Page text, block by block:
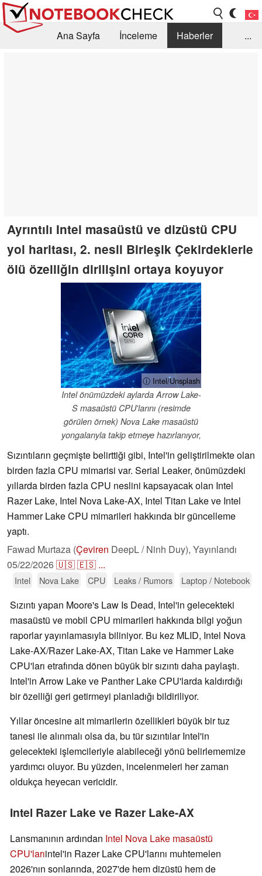
Ana Sayfa İnceleme
Haberler
...
Ayrıntılı Intel masaüstü ve dizüstü CPU
yol haritası, 2. nesil Birleşik Çekirdeklerle
ölü özelliğin dirilişini ortaya koyuyor
ⓘ Intel/Unsplash
Intel önümüzdeki aylarda Arrow Lake-
S masaüstü CPU'larını (resimde
görülen örnek) Nova Lake masaüstü
yongalarıyla takip etmeye hazırlanıyor,
Sızıntıların geçmişte belirttiği gibi, Intel'in geliştirilmekte olan
birden fazla CPU mimarisi var. Serial Leaker, önümüzdeki
yıllarda birden fazla CPU neslini kapsayacak olan Intel
Razer Lake, Intel Nova Lake-AX, Intel Titan Lake ve Intel
Hammer Lake CPU mimarileri hakkında bir güncelleme
yaptı.
Fawad Murtaza (Çeviren DeepL / Ninh Duy), Yayınlandı
05/22/2026🇺🇸🇪🇸 ...
Intel Nova Lake CPU Leaks / Rumors Laptop / Notebook
Sızıntı yapan Moore's Law Is Dead, Intel'in gelecekteki
masaüstü ve mobil CPU mimarileri hakkında bilgi yoğun
raporlar yayınlamasıyla biliniyor. Bu kez MLID, Intel Nova
Lake-AX/Razer Lake-AX, Titan Lake ve Hammer Lake
CPU'ları etrafında dönen büyük bir sızıntı daha paylaştı.
Intel'in Arrow Lake ve Panther Lake CPU'larda kaldırdığı
bir özelliği geri getirmeyi planladığı bildiriliyor.
Yıllar öncesine ait mimarilerin özellikleri büyük bir tuz
tanesi ile alınmalı olsa da, bu tür sızıntılar Intel'in
gelecekteki işlemcileriyle alabileceği yönü belirlememize
yardımcı oluyor. Bu yüzden, incelenmeleri her zaman
oldukça heyecan vericidir.
Intel Razer Lake ve Razer Lake-AX
Lansmanının ardından Intel Nova Lake masaüstü
CPU'larıintel'in Razer Lake CPU'larını muhtemelen
2026'nın sonlarında, 2027'de hem dizüstü hem de